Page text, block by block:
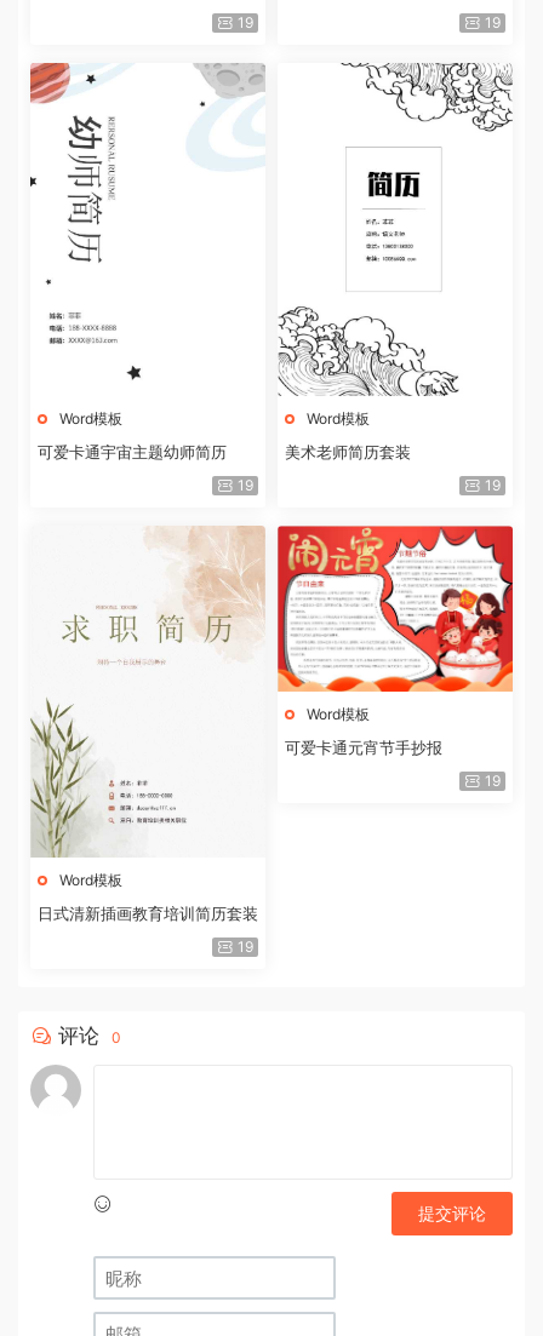
19 19
Word模板
可爱卡通宇宙主题幼师简历
19
Word模板
美术老师简历套装
19
Word模板
日式清新插画教育培训简历套装
19
Word模板
可爱卡通元宵节手抄报
19
评论 0
提交评论